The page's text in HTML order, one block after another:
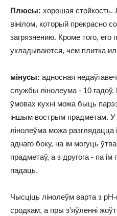
Плюсы: хорошая
вінілом, который прекрасно
загрязнению. Кроме того, его
укладываются, чем плитка
мінусы: адносная
службы лінолеума - 10 гадоў.
ўмовах кухні можа быць
іншым вострым прадметам. У
лінолеўма можа разглядацца
аднаго боку, на ім могуць
прадметаў, а з другога - па
падаць.
Чысціць лінолеўм варта з
сродкам, а пры з'яўленні